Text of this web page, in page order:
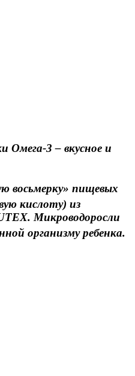
Омега-3 – вкусное и
восьмерку» пищевых
кислоту) из
Микроводоросли
организму ребенка.